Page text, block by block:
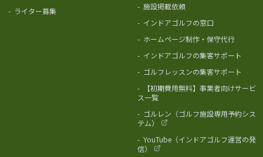
- ライター募集 - 施設掲載依頼
- インドアゴルフの窓口
- ホームページ制作・保守代行
- インドアゴルフの集客サポート
- ゴルフレッスンの集客サポート
-
【初期費用無料】事業者向けサービ
ス一覧
- ゴルレン（ゴルフ施設専用予約シス
テム）
- YouTube（インドアゴルフ運営の発
信）